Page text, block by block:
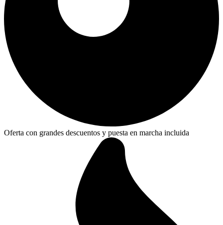
Oferta con grandes descuentos y puesta en marcha incluida